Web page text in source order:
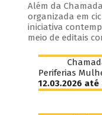
Além da
organizada em
iniciativa
meio de editais
Periferias
12.03.2026 até